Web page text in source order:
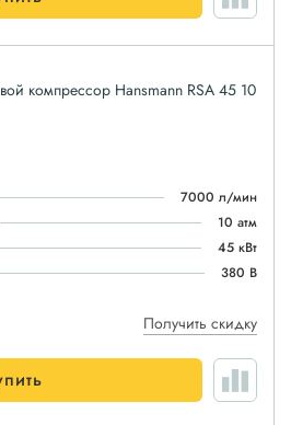
компрессор Hansmann RSA 45 10
7000 л/мин
10 атм
45 кВт
380 В
Получить скидку